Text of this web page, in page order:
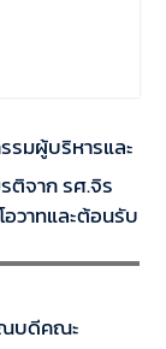
มผู้บริหารและ
ติจาก รศ.จิร
วาทและต้อนรับ
ณบดีคณะ